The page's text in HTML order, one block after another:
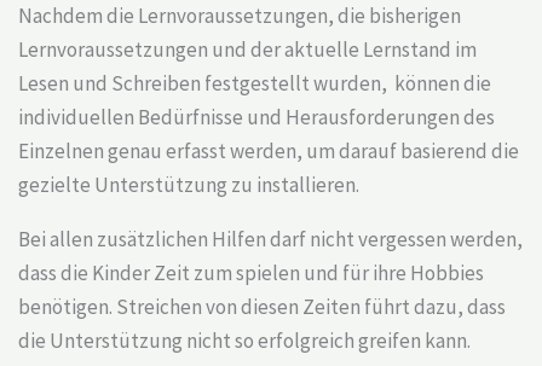
Nachdem die Lernvoraussetzungen, die bisherigen
Lernvoraussetzungen und der aktuelle Lernstand im
Lesen und Schreiben festgestellt wurden, können die
individuellen Bedürfnisse und Herausforderungen des
Einzelnen genau erfasst werden, um darauf basierend die
gezielte Unterstützung zu installieren.
Bei allen zusätzlichen Hilfen darf nicht vergessen werden,
dass die Kinder Zeit zum spielen und für ihre Hobbies
benötigen. Streichen von diesen Zeiten führt dazu, dass
die Unterstützung nicht so erfolgreich greifen kann.